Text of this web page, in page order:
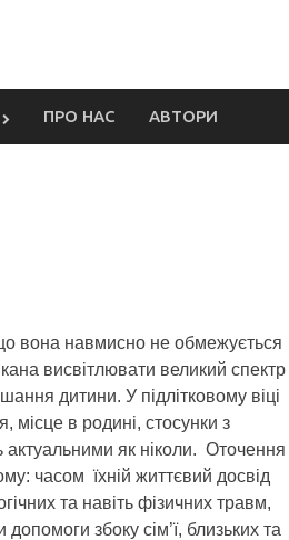
ПРО НАС АВТОРИ
вона навмисно не обмежується
висвітлювати великий спектр
дитини. У підлітковому віці
місце в родині, стосунки з
актуальними як ніколи. Оточення
часом їхній життєвий досвід
та навіть фізичних травм,
збоку сім’ї, близьких та